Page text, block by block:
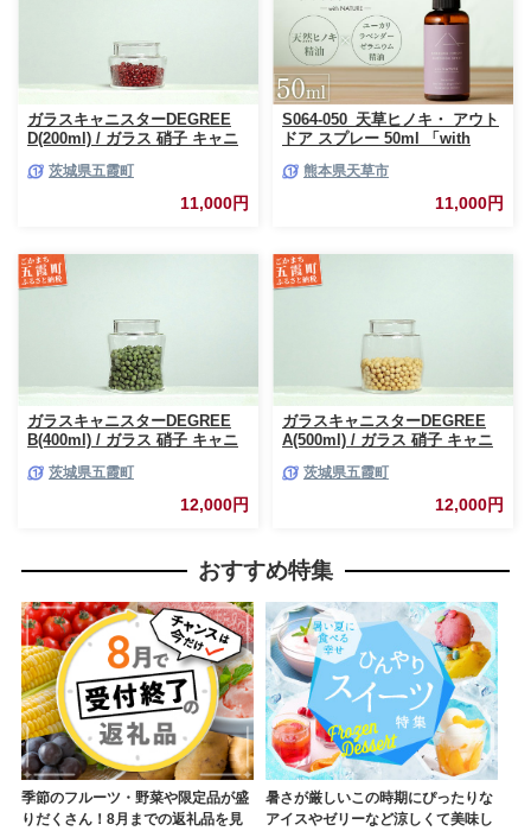
ガラスキャニスターDEGREE
D(200ml) / ガラス 硝子 キャニ
耐熱 一生もの 職人 こだわり
JIDA デザインミュージアムセ
レクション 茨城県 五霞町
茨城県五霞町
11,000円
S064-050_天草ヒノキ・ アウト
ドア スプレー 50ml 「with
熊本県天草市
11,000円
ガラスキャニスターDEGREE
B(400ml) / ガラス 硝子 キャニ
耐熱 一生もの 職人 こだわり
JIDA デザインミュージアムセ
レクション 茨城県 五霞町
茨城県五霞町
12,000円
ガラスキャニスターDEGREE
A(500ml) / ガラス 硝子 キャニ
耐熱 一生もの 職人 こだわり
JIDA デザインミュージアムセ
レクション 茨城県 五霞町
茨城県五霞町
12,000円
おすすめ特集
季節のフルーツ・野菜や限定品が盛
りだくさん！8月までの返礼品を見
暑さが厳しいこの時期にぴったりな
アイスやゼリーなど涼しくて美味し